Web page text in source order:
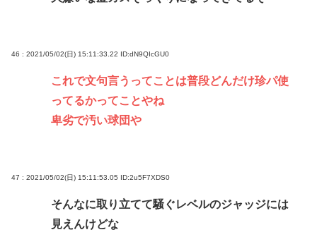
46 : 2021/05/02(日) 15:11:33.22 ID:dN9QIcGU0
これで文句言うってことは普段どんだけ珍パ使
ってるかってことやね
卑劣で汚い球団や
47 : 2021/05/02(日) 15:11:53.05 ID:2u5F7XDS0
そんなに取り立てて騒ぐレベルのジャッジには
見えんけどな